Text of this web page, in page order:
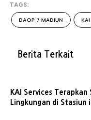
TAGS:
DAOP 7 MADIUN KAI
Berita Terkait
KAI Services
Lingkungan di Stasiun